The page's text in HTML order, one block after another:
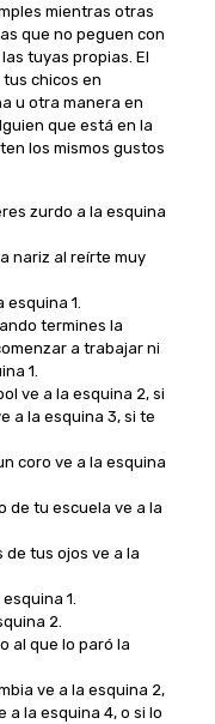
mientras otras
que no peguen con
tuyas propias. El
chicos en
u otra manera en
que está en la
los mismos gustos
zurdo a la esquina
nariz al reírte muy
esquina 1.
termines la
a trabajar ni
1.
ve a la esquina 2, si
a la esquina 3, si te
coro ve a la esquina
de tu escuela ve a la
de tus ojos ve a la
1.
2.
al que lo paró la
ve a la esquina 2,
a la esquina 4, o si lo